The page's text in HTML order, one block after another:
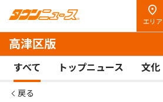
エリア
高津区版
すべて トップニュース 文化
戻る